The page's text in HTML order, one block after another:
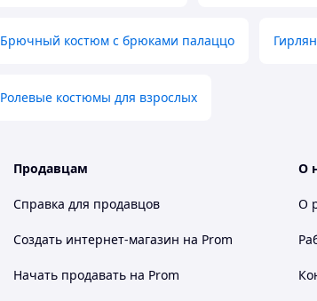
Брючный костюм с брюками палаццо
Ролевые костюмы для взрослых
Продавцам
Справка для продавцов
Создать интернет-магазин на Prom
Начать продавать на Prom
О
О